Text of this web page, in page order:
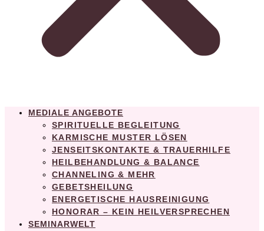
MEDIALE ANGEBOTE
SPIRITUELLE BEGLEITUNG
KARMISCHE MUSTER LÖSEN
JENSEITSKONTAKTE & TRAUERHILFE
HEILBEHANDLUNG & BALANCE
CHANNELING & MEHR
GEBETSHEILUNG
ENERGETISCHE HAUSREINIGUNG
HONORAR – KEIN HEILVERSPRECHEN
SEMINARWELT